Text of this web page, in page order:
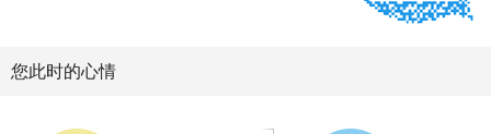
您此时的心情